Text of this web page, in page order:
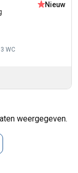
Nieuw
3 WC
weergegeven.